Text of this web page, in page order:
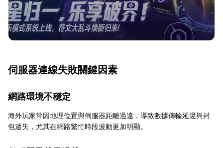
伺服器連線失敗關鍵因素
網路環境不穩定
海外玩家常因地理位置與伺服器距離過遠，導致數據傳輸延遲與封
包遺失，尤其在網路繁忙時段波動更加明顯。